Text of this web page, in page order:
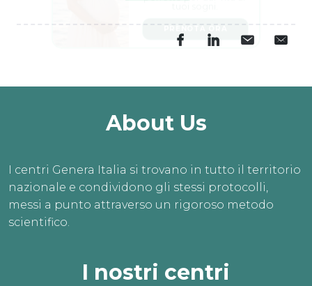
About Us
I centri Genera Italia si trovano in tutto il territorio
nazionale e condividono gli stessi protocolli,
messi a punto attraverso un rigoroso metodo
scientifico.
I nostri centri